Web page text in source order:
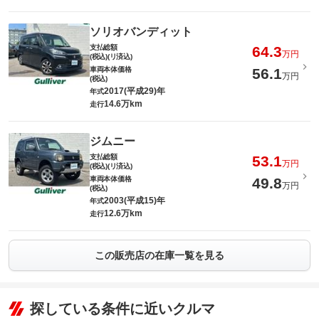
ソリオバンディット
支払総額
(税込)(リ済込)
64.3万円
車両本体価格
(税込)
56.1万円
年式2017(平成29)年
走行14.6万km
ジムニー
支払総額
(税込)(リ済込)
53.1万円
車両本体価格
(税込)
49.8万円
年式2003(平成15)年
走行12.6万km
この販売店の在庫一覧を見る
探している条件に近いクルマ